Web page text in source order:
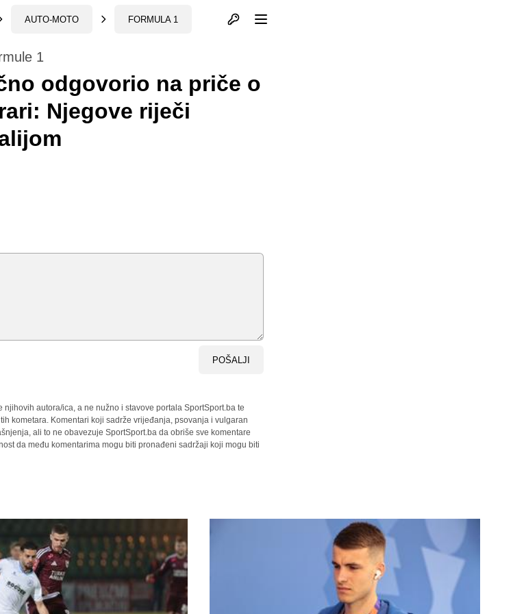
AUTO-MOTO FORMULA 1 Otvori profil
1
odgovorio na priče o
Njegove riječi
POŠALJI
njihovih autora/ica, a ne nužno i stavove portala SportSport.ba te
kometara. Komentari koji sadrže vrijeđanja, psovanja i vulgaran
ali to ne obavezuje SportSport.ba da obriše sve komentare
da među komentarima mogu biti pronađeni sadržaji koji mogu biti